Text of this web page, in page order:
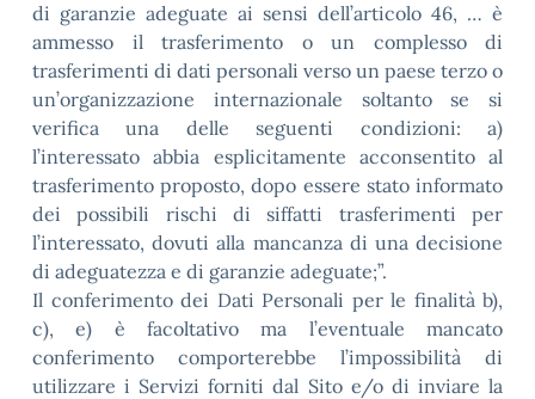
di garanzie adeguate ai sensi dell’articolo 46, … è
ammesso il trasferimento o un complesso di
trasferimenti di dati personali verso un paese terzo o
un’organizzazione internazionale soltanto se si
verifica una delle seguenti condizioni: a)
l’interessato abbia esplicitamente acconsentito al
trasferimento proposto, dopo essere stato informato
dei possibili rischi di siffatti trasferimenti per
l’interessato, dovuti alla mancanza di una decisione
di adeguatezza e di garanzie adeguate;”.
Il conferimento dei Dati Personali per le finalità b),
c), e) è facoltativo ma l’eventuale mancato
conferimento comporterebbe l’impossibilità di
utilizzare i Servizi forniti dal Sito e/o di inviare la